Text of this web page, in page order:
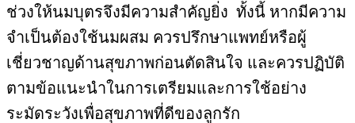
ช่วงให้นมบุตรจึงมีความสำคัญยิ่ง ทั้งนี้ หากมีความ
จำเป็นต้องใช้นมผสม ควรปรึกษาแพทย์หรือผู้
เชี่ยวชาญด้านสุขภาพก่อนตัดสินใจ และควรปฏิบัติ
ตามข้อแนะนำในการเตรียมและการใช้อย่าง
ระมัดระวังเพื่อสุขภาพที่ดีของลูกรัก